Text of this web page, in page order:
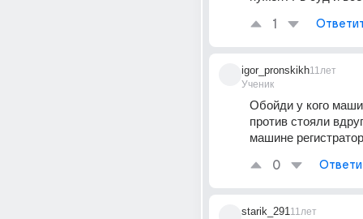
1
igor_pronskikh
Ученик
11лет
Обойди у кого
против стояли
машине регистратор
0
starik_29111лет